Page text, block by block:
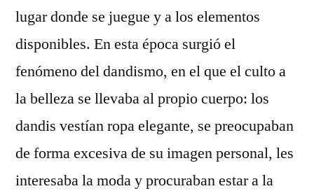
lugar donde se juegue y a los elementos
disponibles. En esta época surgió el
fenómeno del dandismo, en el que el culto a
la belleza se llevaba al propio cuerpo: los
dandis vestían ropa elegante, se preocupaban
de forma excesiva de su imagen personal, les
interesaba la moda y procuraban estar a la